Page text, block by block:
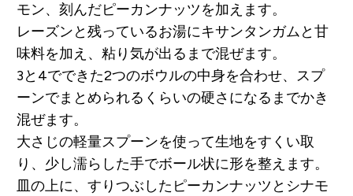
モン、刻んだピーカンナッツを加えます。
レーズンと残っているお湯にキサンタンガムと甘
味料を加え、粘り気が出るまで混ぜます。
3と4でできた2つのボウルの中身を合わせ、スプ
ーンでまとめられるくらいの硬さになるまでかき
混ぜます。
大さじの軽量スプーンを使って生地をすくい取
り、少し濡らした手でボール状に形を整えます。
皿の上に、すりつぶしたピーカンナッツとシナモ